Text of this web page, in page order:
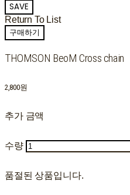
SAVE
Return To List
구매하기
THOMSON BeoM Cross chain
2,800원
추가 금액
수량
품절된 상품입니다.